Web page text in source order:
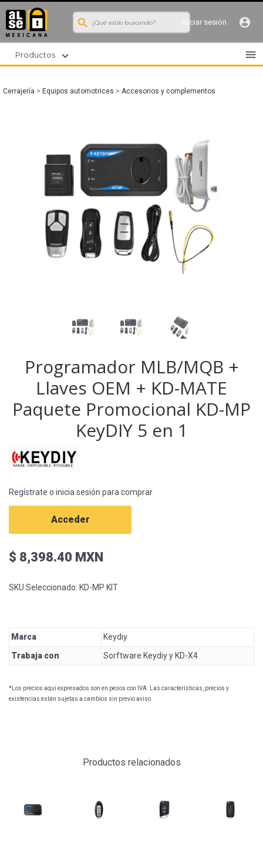
search Iniciar sesión account_circle
menu
Productos expand_more
Cerrajería > Equipos automotrices > Accesorios y complementos
Programador MLB/MQB +
Llaves OEM + KD-MATE
Paquete Promocional KD-MP
KeyDIY 5 en 1
Regístrate o inicia sesión para comprar
Acceder
$ 8,398.40 MXN
SKU Seleccionado: KD-MP KIT
Marca
Keydiy
Trabaja con
Sorftware Keydiy y KD-X4
*Los precios aquí expresados son en pesos con IVA. Las características, precios y
existencias están sujetas a cambios sin previo aviso.
Productos relacionados